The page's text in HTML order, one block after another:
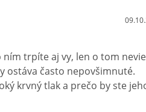
ním trpíte aj vy, len o tom
ostáva často nepovšimnuté.
krvný tlak a prečo by ste